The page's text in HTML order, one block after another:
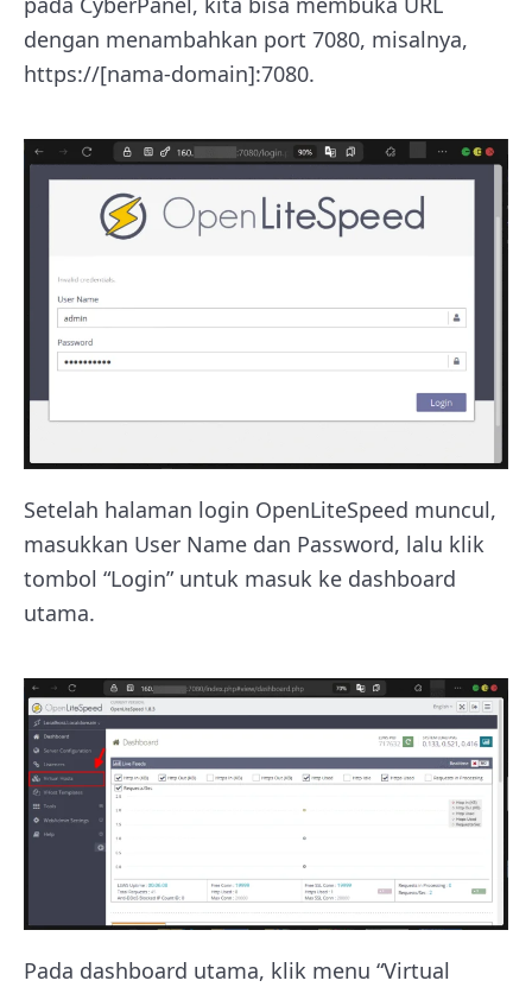
dengan menambahkan port 7080, misalnya,
https://[nama-domain]:7080.
Setelah halaman login OpenLiteSpeed muncul,
masukkan User Name dan Password, lalu klik
tombol “Login” untuk masuk ke dashboard
utama.
Pada dashboard utama, klik menu “Virtual